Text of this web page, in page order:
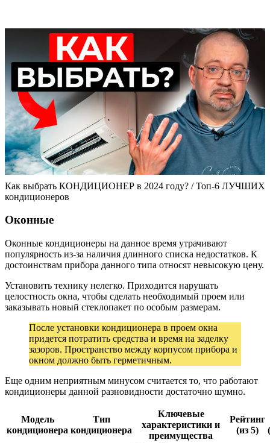
Как выбрать КОНДИЦИОНЕР в 2024 году? / Топ-6 ЛУЧШИХ
кондиционеров
Оконные
Оконные кондиционеры на данное время утрачивают
популярность из-за наличия длинного списка недостатков. К
достоинствам прибора данного типа относят невысокую цену.
Установить технику нелегко. Приходится нарушать
целостность окна, чтобы сделать необходимый проем или
заказывать новый стеклопакет по особым размерам.
После установки кондиционера в проем окна
придется потратить средства и время на заделку
зазоров. Пространство между корпусом прибора и
окном должно быть герметичным.
Еще одним неприятным минусом считается то, что работают
кондиционеры данной разновидности достаточно шумно.
Модель
кондиционера
Тип
кондиционера
Ключевые
характеристики и
преимущества
Рейтинг
(из 5)